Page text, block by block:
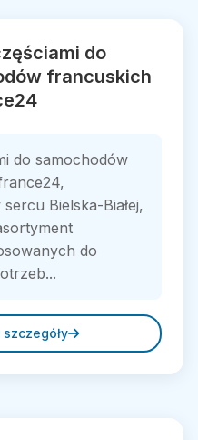
do
francuskich
do samochodów
Bielska-Białej,
do